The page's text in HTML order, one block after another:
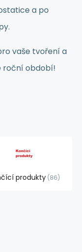
a po
vaše tvoření a
roční období!
produkty 86